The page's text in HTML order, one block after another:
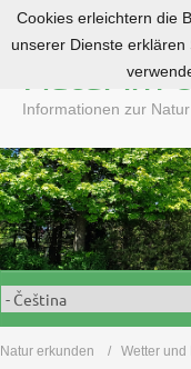
o
c
o
n
t
e
n
Natur im
Informationen zur
Natur erkunden
Wetter und
Cookies erleichtern die
unserer Dienste